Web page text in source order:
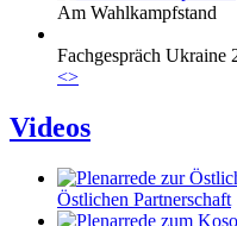
Am Wahlkampfstand
Fachgespräch Ukraine
<>
Videos
Östlichen Partnerschaft